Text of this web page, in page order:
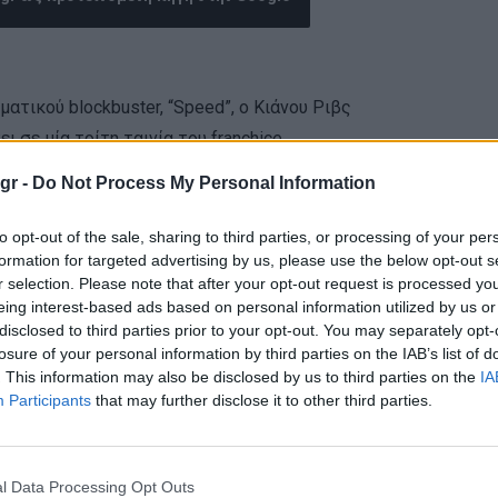
- Do Not Process My Personal Information
opt-out of the sale, sharing to third parties, or processing of your
for targeted advertising by us, please use the below opt-out
selection. Please note that after your opt-out request is processed
interest-based ads based on personal information utilized by us
to third parties prior to your opt-out. You may separately
of your personal information by third parties on the IAB’s list of
This information may also be disclosed by us to third parties on the
Participants that may further disclose it to other third parties.
Data Processing Opt Outs
blockbuster, “Speed”, o Κιάνου Ριβς
σε μία τρίτη ταινία του franchice.
τον αστυνομικό Τζακ Τρέιβεν στην
του την Σάντρα Μπούλοκ στο ρόλο της Άνι
δόση του franchise, ωστόσο θα ήθελε να κάνει
του πριν φύγουν από τον μάταιο τούτο